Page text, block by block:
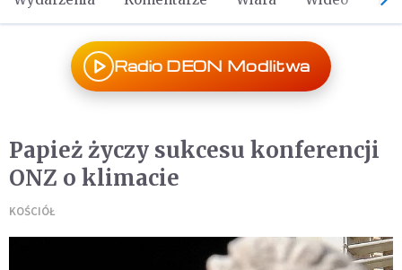
Radio DEON Modlitwa
Papież życzy sukcesu konferencji
ONZ o klimacie
KOŚCIÓŁ